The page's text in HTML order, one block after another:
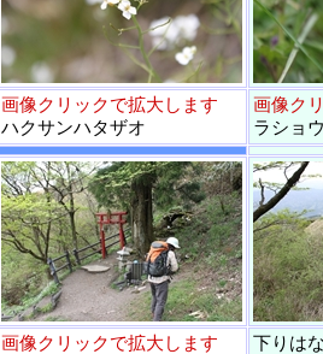
画像クリックで拡大します
ハクサンハタザオ
画像ク
ラショ
画像クリックで拡大します
下りは